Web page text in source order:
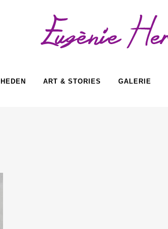
ART & STORIES GALERIE